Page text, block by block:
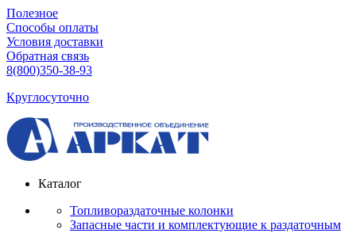
Полезное
Способы оплаты
Условия доставки
Обратная связь
8(800)350-38-93
Круглосуточно
Каталог
Топливораздаточные колонки
Запасные части и комплектующие к раздаточным